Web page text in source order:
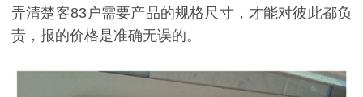
弄清楚客83户需要产品的规格尺寸，才能对彼此都负
责，报的价格是准确无误的。